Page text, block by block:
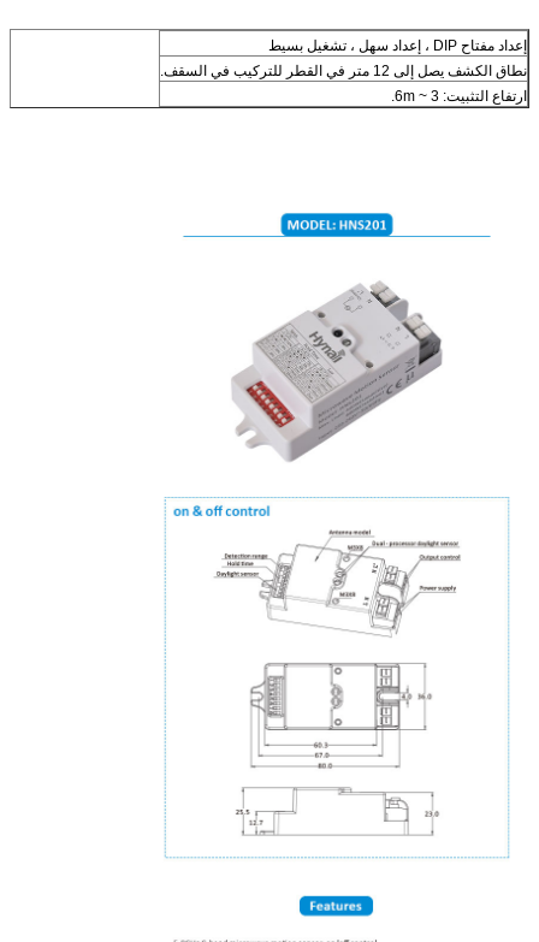
إعداد مفتاح DIP ، إعداد سهل ، تشغيل بسيط
نطاق الكشف يصل إلى 12 متر في القطر للتركيب في السقف.
ارتفاع التثبيت: 3 ~ 6m.